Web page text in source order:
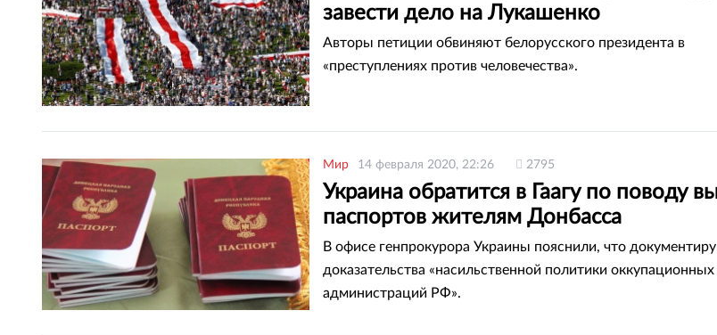
завести дело на Лукашенко
Авторы петиции обвиняют белорусского президента в
«преступлениях против человечества».
Мир 14 февраля 2020, 22:26 2795
Украина обратится в Гаагу по поводу
паспортов жителям Донбасса
В офисе генпрокурора Украины пояснили, что
доказательства «насильственной политики оккупационных
администраций РФ».